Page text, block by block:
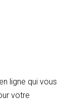
ligne qui vous
votre